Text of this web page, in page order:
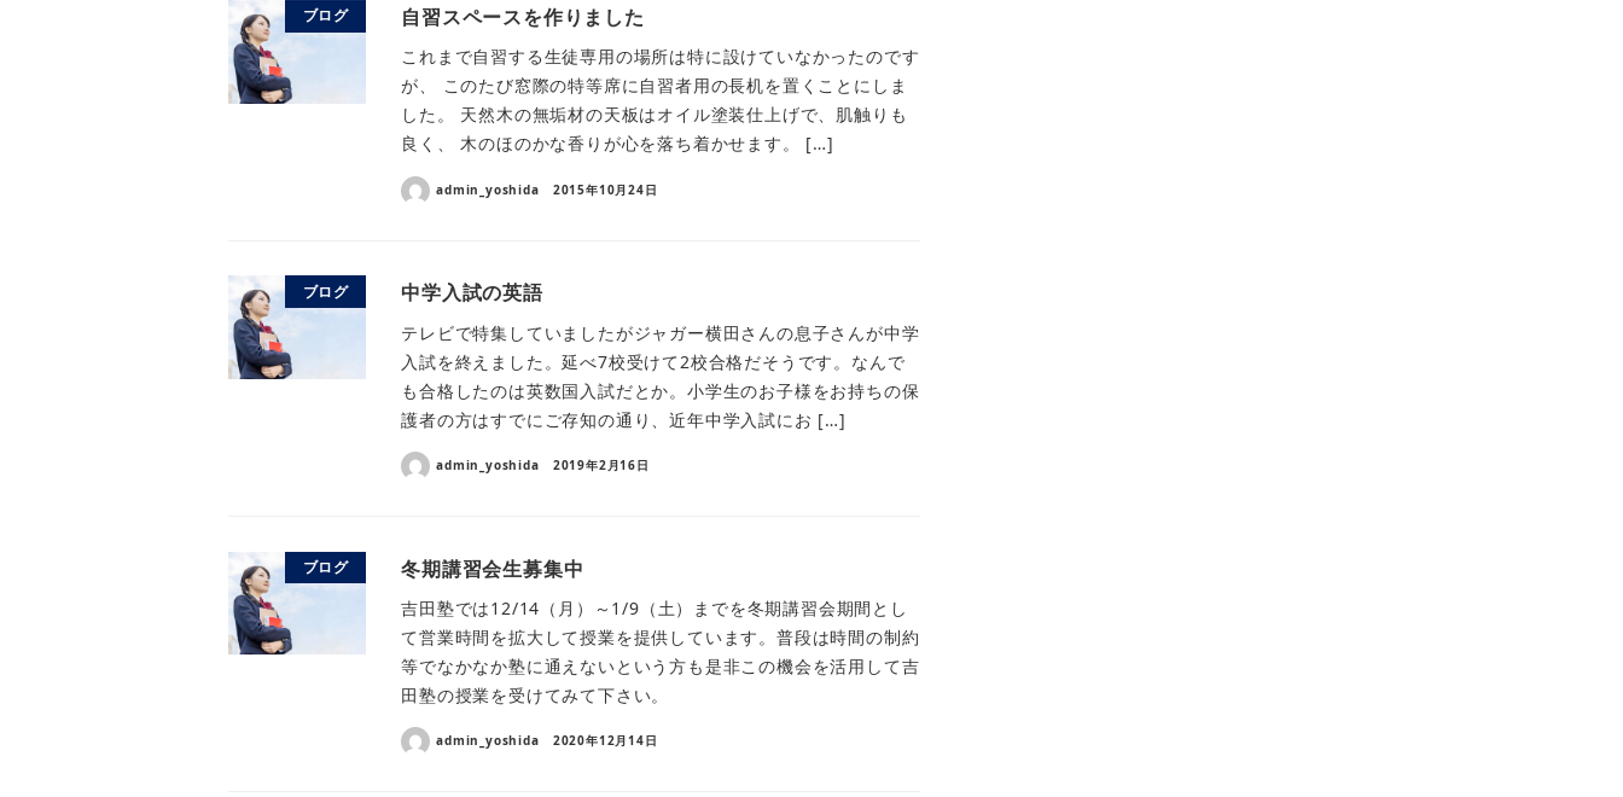
ブログ 自習スペースを作りました
これまで自習する生徒専用の場所は特に設けていなかったのです
が、 このたび窓際の特等席に自習者用の長机を置くことにしま
した。 天然木の無垢材の天板はオイル塗装仕上げで、肌触りも
良く、 木のほのかな香りが心を落ち着かせます。 […]
admin_yoshida 2015年10月24日
ブログ 中学入試の英語
テレビで特集していましたがジャガー横田さんの息子さんが中学
入試を終えました。延べ7校受けて2校合格だそうです。なんで
も合格したのは英数国入試だとか。小学生のお子様をお持ちの保
護者の方はすでにご存知の通り、近年中学入試にお […]
admin_yoshida 2019年2月16日
ブログ 冬期講習会生募集中
吉田塾では12/14（月）～1/9（土）までを冬期講習会期間とし
て営業時間を拡大して授業を提供しています。普段は時間の制約
等でなかなか塾に通えないという方も是非この機会を活用して吉
田塾の授業を受けてみて下さい。
admin_yoshida 2020年12月14日